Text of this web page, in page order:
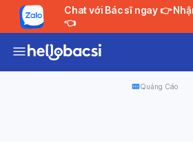
Chat với Bác sĩ ngay 👉 Nhận tư vấn MIỄN PHÍ
👈
Quảng Cáo